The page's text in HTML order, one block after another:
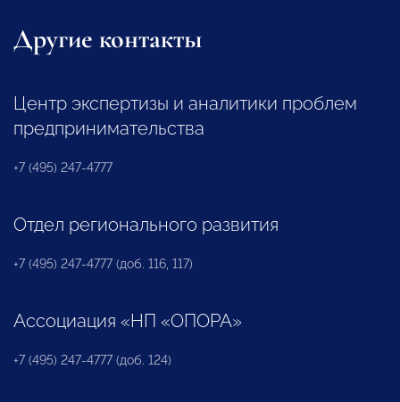
Другие контакты
Центр экспертизы и аналитики проблем
предпринимательства
+7 (495) 247-4777
Отдел регионального развития
+7 (495) 247-4777 (доб. 116, 117)
Ассоциация «НП «ОПОРА»
+7 (495) 247-4777 (доб. 124)